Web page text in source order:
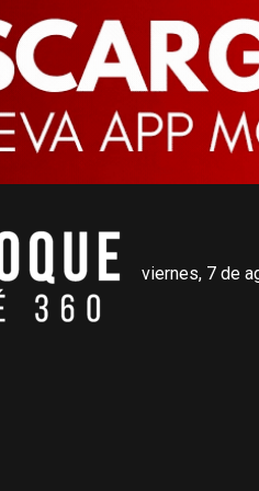
viernes, 7 de